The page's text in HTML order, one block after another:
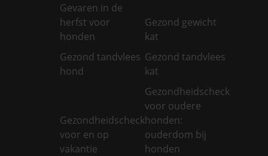
Gevaren in de
herfst voor
honden
Gezond gewicht
kat
Gezond tandvlees
hond
Gezond tandvlees
kat
Gezondheidscheck
voor en op
vakantie
Gezondheidscheck
voor oudere
honden:
ouderdom bij
honden